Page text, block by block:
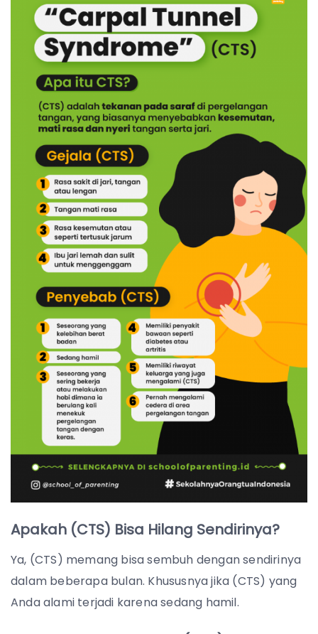
Apakah (CTS) Bisa Hilang Sendirinya?
Ya, (CTS) memang bisa sembuh dengan sendirinya
dalam beberapa bulan. Khususnya jika (CTS) yang
Anda alami terjadi karena sedang hamil.